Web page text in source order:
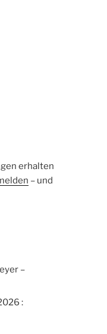
erhalten
– und
–
: